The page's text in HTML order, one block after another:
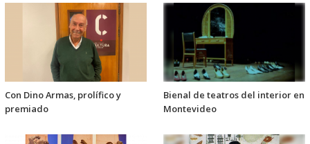
Con Dino Armas, prolífico y
premiado
Bienal de teatros del interior en
Montevideo